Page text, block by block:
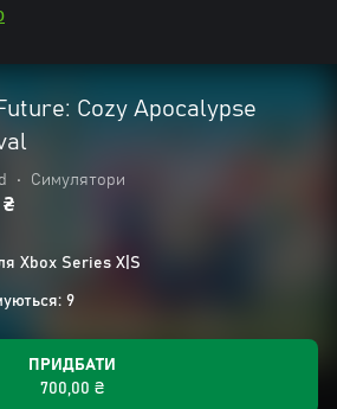
Cozy Apocalypse
• Симулятори
Xbox Series X|S
9
ПРИДБАТИ
700,00 ₴